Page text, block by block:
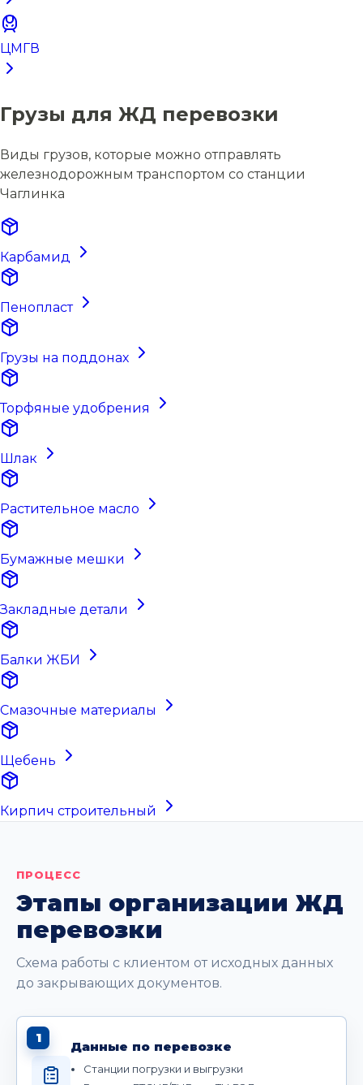
ЦМГВ
Грузы для ЖД перевозки
Виды грузов, которые можно отправлять
железнодорожным транспортом со станции
Чаглинка
Карбамид
Пенопласт
Грузы на поддонах
Торфяные удобрения
Шлак
Растительное масло
Бумажные мешки
Закладные детали
Балки ЖБИ
Смазочные материалы
Щебень
Кирпич строительный
ПРОЦЕСС
Этапы организации ЖД
перевозки
Схема работы с клиентом от исходных данных
до закрывающих документов.
1
Данные по перевозке
Станции погрузки и выгрузки